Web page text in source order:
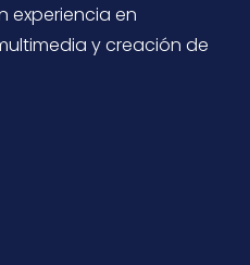
experiencia en
y creación de